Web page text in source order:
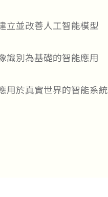
立並改善人工智能模型
識別為基礎的智能應用
用於真實世界的智能系統